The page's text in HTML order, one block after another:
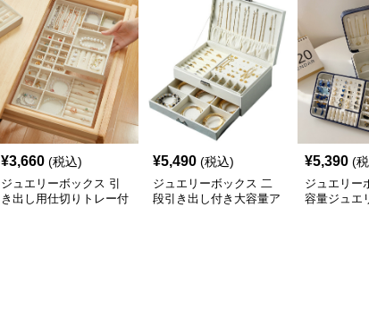
¥3,660 (税込)
ジュエリーボックス 引
き出し用仕切りトレー付
¥5,490 (税込)
ジュエリーボックス 二
段引き出し付き大容量ア
¥5,390 (
ジュエリー
容量ジュエ